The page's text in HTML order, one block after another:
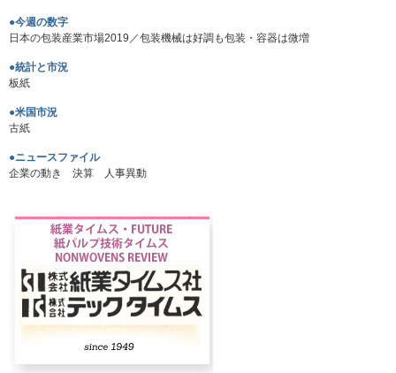
●今週の数字
日本の包装産業市場2019／包装機械は好調も包装・容器は微増
●統計と市況
板紙
●米国市況
古紙
●ニュースファイル
企業の動き 決算 人事異動